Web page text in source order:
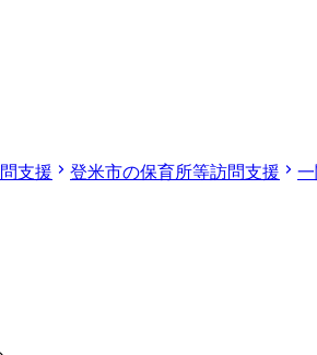
支援 登米市の保育所等訪問支援